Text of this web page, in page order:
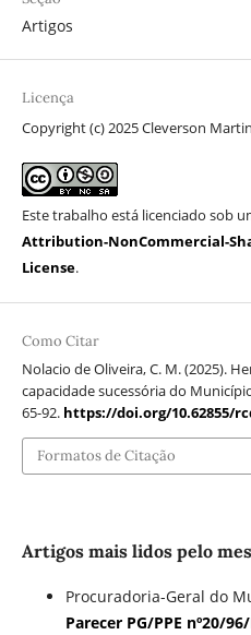
Artigos
Licença
Copyright (c) 2025 Cleverson
Este trabalho está licenciado sob
Attribution-NonCommercial-
License.
Como Citar
Nolacio de Oliveira, C. M. (2025).
capacidade sucessória do
65-92. https://doi.org/10.62855/
Formatos de Citação
Artigos mais lidos pelo
Procuradoria-Geral do
Parecer PG/PPE nº20/